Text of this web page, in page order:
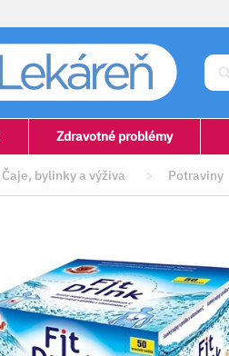
Zdravotné problémy
Čaje, bylinky a výživa > Potraviny